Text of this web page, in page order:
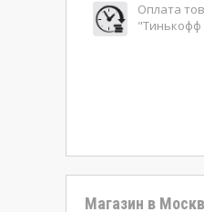
Оплата
Магазин в